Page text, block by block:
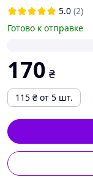
5.0 (2)
Готово к отправке
170 ₴
115 ₴ от 5 шт.